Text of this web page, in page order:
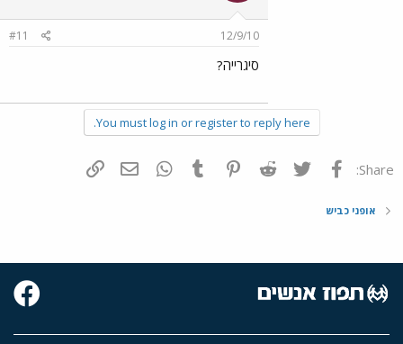
12/9/10
#11
סיגרייה?
You must log in or register to reply here.
Share: פייסבוק Twitter
Reddit
Pinterest
Tumblr
WhatsAppדואר אלקטרוני
אופני כביש